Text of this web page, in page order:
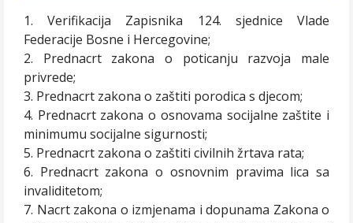
1. Verifikacija Zapisnika 124. sjednice Vlade
Federacije Bosne i Hercegovine;
2. Prednacrt zakona o poticanju razvoja male
privrede;
3. Prednacrt zakona o zaštiti porodica s djecom;
4. Prednacrt zakona o osnovama socijalne zaštite i
minimumu socijalne sigurnosti;
5. Prednacrt zakona o zaštiti civilnih žrtava rata;
6. Prednacrt zakona o osnovnim pravima lica sa
invaliditetom;
7. Nacrt zakona o izmjenama i dopunama Zakona o